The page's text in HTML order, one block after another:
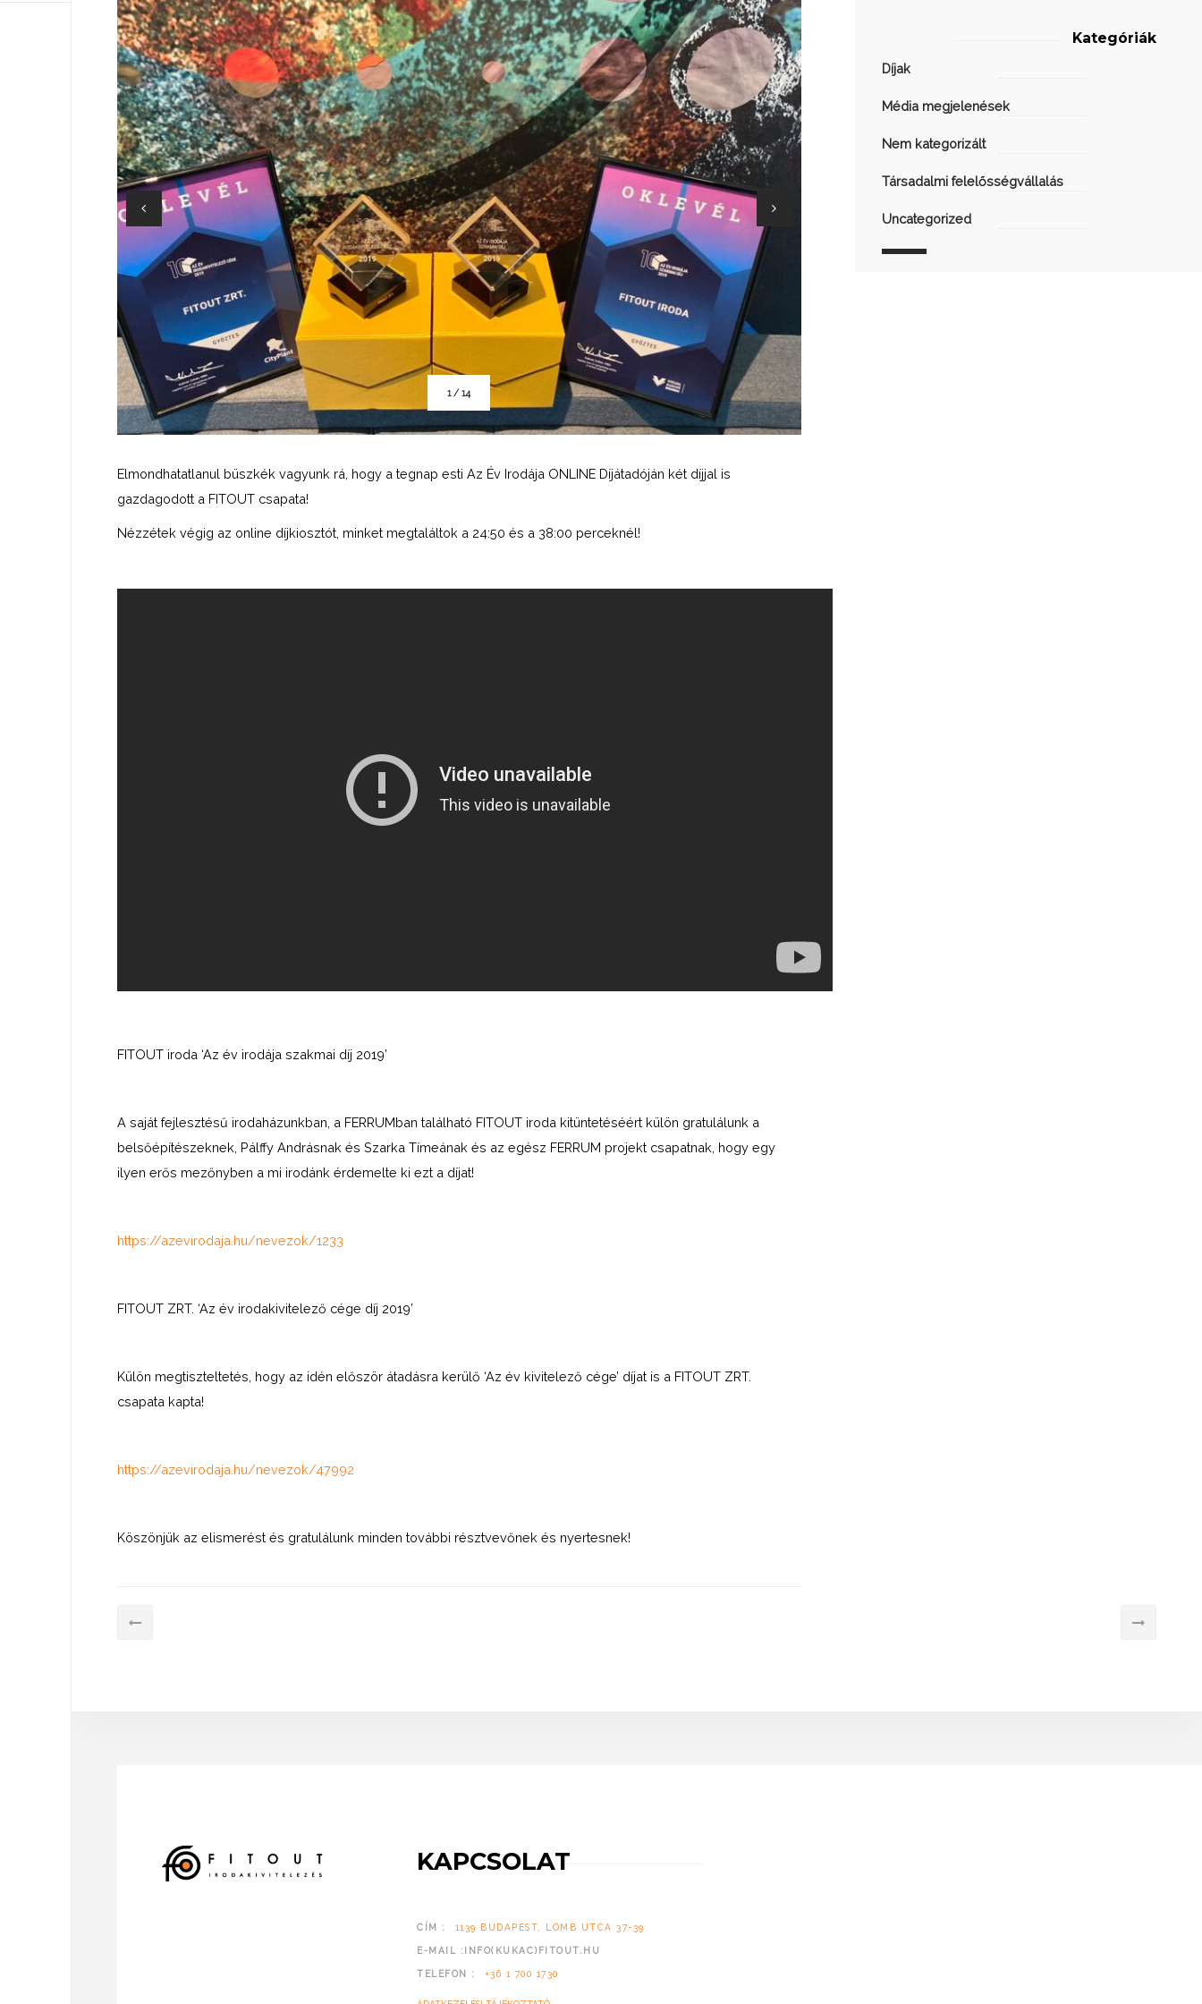
1 /14
Elmondhatatlanul büszkék vagyunk rá, hogy a tegnap esti Az Év Irodája ONLINE Díjátadóján két díjjal is
gazdagodott a FITOUT csapata!
Nézzétek végig az online díjkiosztót, minket megtaláltok a 24:50 és a 38:00 perceknél!
FITOUT iroda ‘Az év irodája szakmai díj 2019’
A saját fejlesztésű irodaházunkban, a FERRUMban található FITOUT iroda kitüntetéséért külön gratulálunk a
belsőépítészeknek, Pálffy Andrásnak és Szarka Tímeának és az egész FERRUM projekt csapatnak, hogy egy
ilyen erős mezőnyben a mi irodánk érdemelte ki ezt a díjat!
https://azevirodaja.hu/nevezok/1233
FITOUT ZRT. ‘Az év irodakivitelező cége díj 2019’
Külön megtiszteltetés, hogy az idén először átadásra kerülő ‘Az év kivitelező cége’ díjat is a FITOUT ZRT.
csapata kapta!
https://azevirodaja.hu/nevezok/47992
Köszönjük az elismerést és gratulálunk minden további résztvevőnek és nyertesnek!
Kategóriák
Díjak
Média megjelenések
Nem kategorizált
Társadalmi felelősségvállalás
Uncategorized
KAPCSOLAT
CÍM : 1139 BUDAPEST, LOMB UTCA 37-39.
E-MAIL :INFO(KUKAC)FITOUT.HU
TELEFON : +36 1 700 1730